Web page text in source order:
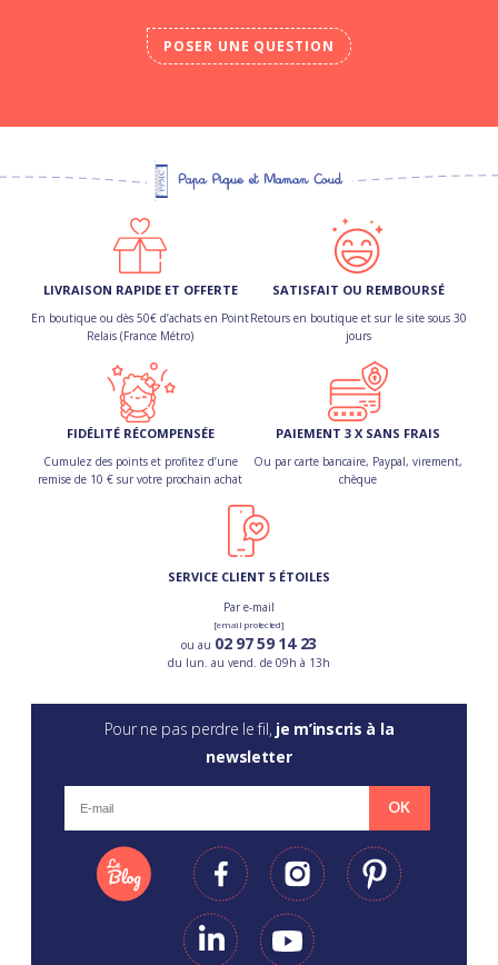
POSER UNE QUESTION
LIVRAISON RAPIDE ET OFFERTE
En boutique ou dès 50€ d’achats en Point
Relais (France Métro)
SATISFAIT OU REMBOURSÉ
Retours en boutique et sur le site sous 30
jours
FIDÉLITÉ RÉCOMPENSÉE
Cumulez des points et profitez d’une
remise de 10 € sur votre prochain achat
PAIEMENT 3 X SANS FRAIS
Ou par carte bancaire, Paypal, virement,
chèque
SERVICE CLIENT 5 ÉTOILES
Par e-mail
[email protected]
ou au 02 97 59 14 23
du lun. au vend. de 09h à 13h
Pour ne pas perdre le fil, je m’inscris à la
newsletter
OK